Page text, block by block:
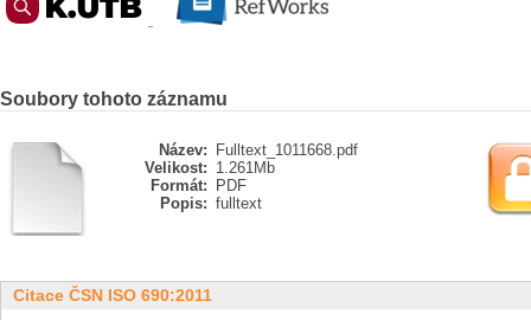
Soubory tohoto záznamu
Název:
Fulltext_1011668.pdf
Velikost: 1.261Mb
Formát:
PDF
Popis: fulltext
Citace ČSN ISO 690:2011